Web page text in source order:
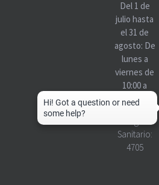
Del 1 de
julio hasta
el 31 de
agosto: De
lunes a
viernes de
10:00 a
18:00
Nº Registro
Sanitario:
4705